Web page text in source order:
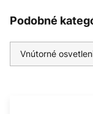
Podobné
Vnútorné